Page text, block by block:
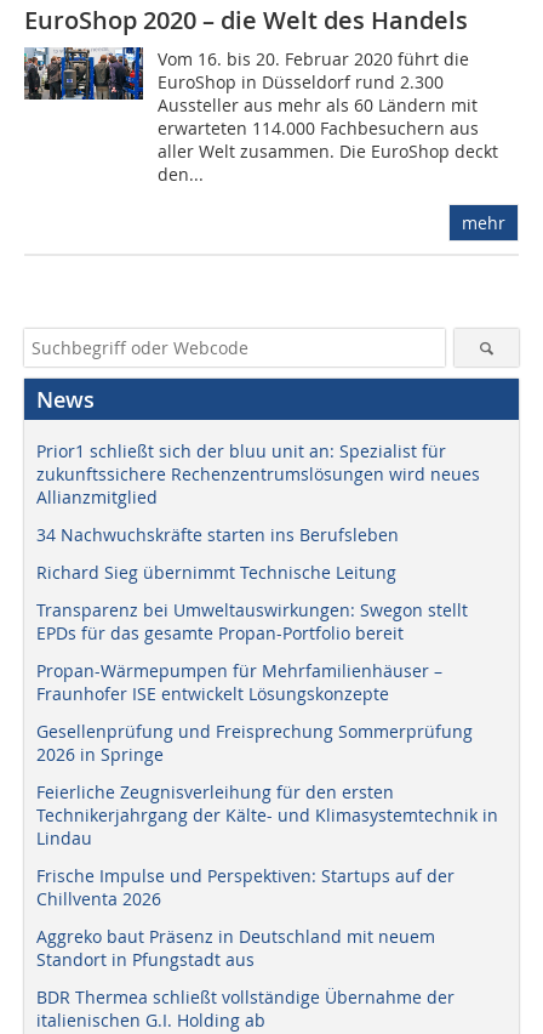
EuroShop 2020 – die Welt des Handels
Vom 16. bis 20. Februar 2020 führt die
EuroShop in Düsseldorf rund 2.300
Aussteller aus mehr als 60 Ländern mit
erwarteten 114.000 Fachbesuchern aus
aller Welt zusammen. Die EuroShop deckt
den...
mehr
News
Prior1 schließt sich der bluu unit an: Spezialist für
zukunftssichere Rechenzentrumslösungen wird neues
Allianzmitglied
34 Nachwuchskräfte starten ins Berufsleben
Richard Sieg übernimmt Technische Leitung
Transparenz bei Umweltauswirkungen: Swegon stellt
EPDs für das gesamte Propan-Portfolio bereit
Propan-Wärmepumpen für Mehrfamilienhäuser –
Fraunhofer ISE entwickelt Lösungskonzepte
Gesellenprüfung und Freisprechung Sommerprüfung
2026 in Springe
Feierliche Zeugnisverleihung für den ersten
Technikerjahrgang der Kälte- und Klimasystemtechnik in
Lindau
Frische Impulse und Perspektiven: Startups auf der
Chillventa 2026
Aggreko baut Präsenz in Deutschland mit neuem
Standort in Pfungstadt aus
BDR Thermea schließt vollständige Übernahme der
italienischen G.I. Holding ab